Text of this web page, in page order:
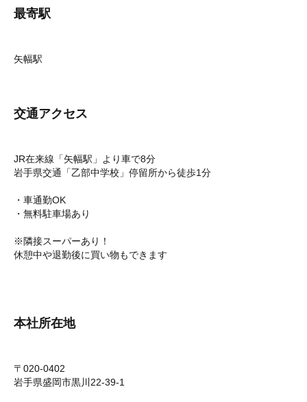
最寄駅
矢幅駅
交通アクセス
JR在来線「矢幅駅」より車で8分
岩手県交通「乙部中学校」停留所から徒歩1分
・車通勤OK
・無料駐車場あり
※隣接スーパーあり！
休憩中や退勤後に買い物もできます
本社所在地
〒020-0402
岩手県盛岡市黒川22-39-1